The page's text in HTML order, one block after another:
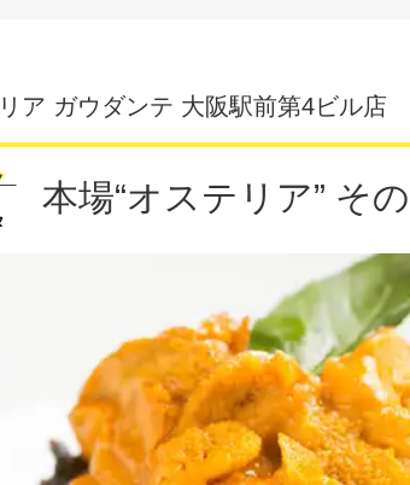
ア ガウダンテ 大阪駅前第4ビル店
本場“オステリア” そ